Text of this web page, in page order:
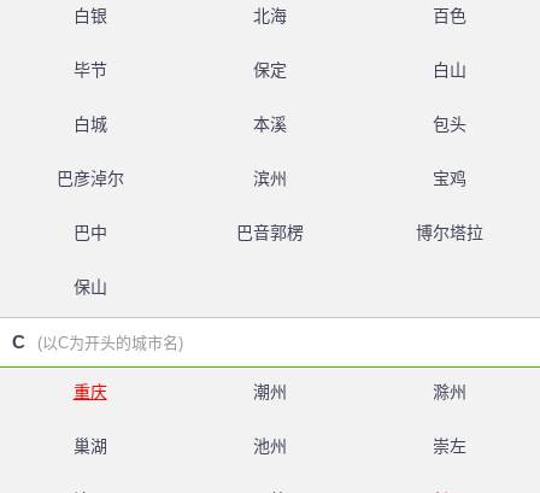
白银 北海 百色
毕节 保定 白山
白城 本溪 包头
巴彦淖尔 滨州 宝鸡
巴中 巴音郭楞 博尔塔拉
保山
C (以C为开头的城市名)
重庆 潮州 滁州
巢湖 池州 崇左